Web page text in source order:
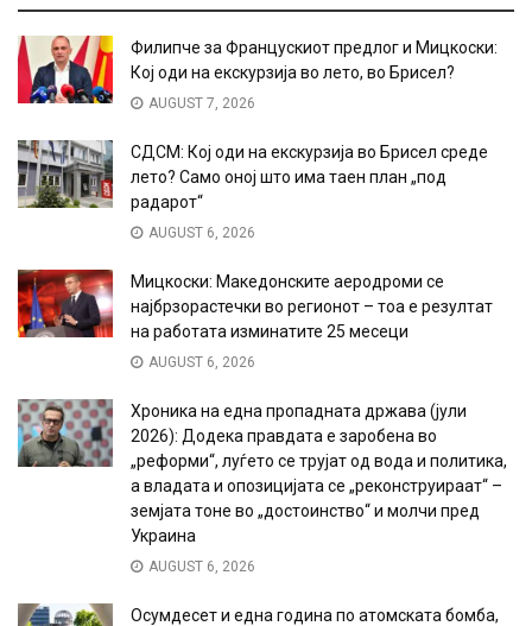
Филипче за Францускиот предлог и Мицкоски:
Кој оди на екскурзија во лето, во Брисел?
AUGUST 7, 2026
СДСМ: Кој оди на екскурзија во Брисел среде
лето? Само оној што има таен план „под
радарот“
AUGUST 6, 2026
Мицкоски: Македонските аеродроми се
најбрзорастечки во регионот – тоа е резултат
на работата изминатите 25 месеци
AUGUST 6, 2026
Хроника на една пропадната држава (јули
2026): Додека правдата е заробена во
„реформи“, луѓето се трујат од вода и политика,
а владата и опозицијата се „реконструираат“ –
земјата тоне во „достоинство“ и молчи пред
Украина
AUGUST 6, 2026
Осумдесет и една година по атомската бомба,